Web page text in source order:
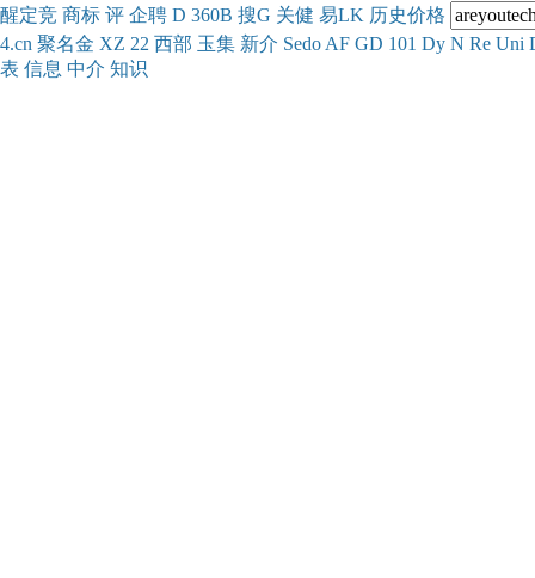
醒定竞 商标 评 企聘 D 360B 搜G 关健 易LK 历史价格
4.cn 聚名金 XZ 22 西部 玉集 新介 Sedo AF GD 101 Dy N Re Uni
表 信息 中介 知识